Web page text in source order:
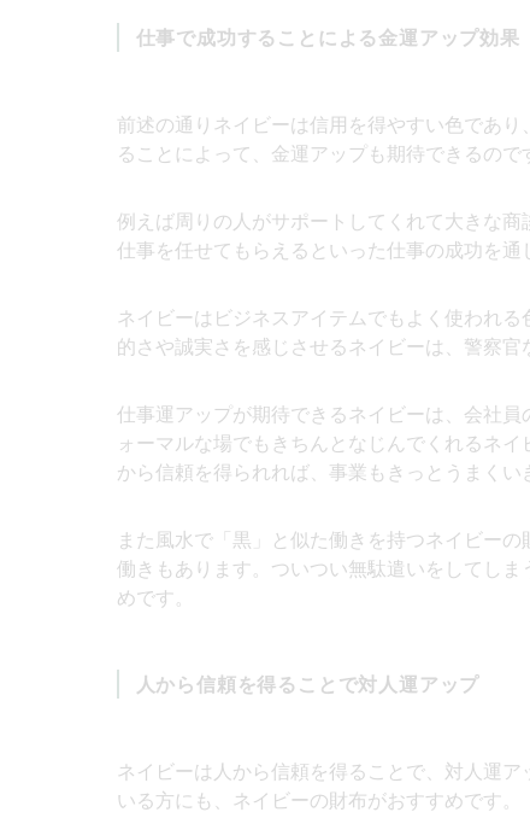
仕事で成功することによる金運アップ効果
前述の通りネイビーは信用を得やすい色であ
ることによって、金運アップも期待できるので
例えば周りの人がサポートしてくれて大きな
仕事を任せてもらえるといった仕事の成功を通
ネイビーはビジネスアイテムでもよく使われ
的さや誠実さを感じさせるネイビーは、警察官
仕事運アップが期待できるネイビーは、会社
ォーマルな場でもきちんとなじんでくれるネ
から信頼を得られれば、事業もきっとうまくい
また風水で「黒」と似た働きを持つネイビー
働きもあります。ついつい無駄遣いをしてし
めです。
人から信頼を得ることで対人運アップ
ネイビーは人から信頼を得ることで、対人運
いる方にも、ネイビーの財布がおすすめです。